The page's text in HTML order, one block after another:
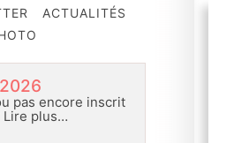
ACTUALITÉS
pas encore inscrit
Lire plus…